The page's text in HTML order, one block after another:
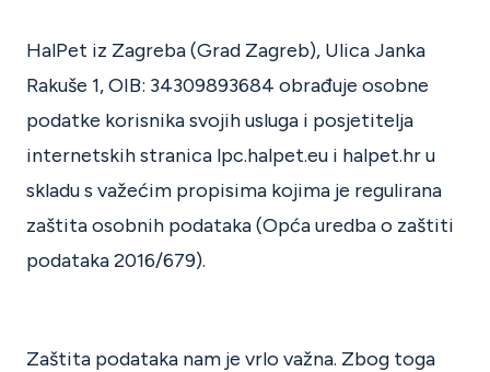
HalPet iz Zagreba (Grad Zagreb), Ulica Janka
Rakuše 1, OIB: 34309893684 obrađuje osobne
podatke korisnika svojih usluga i posjetitelja
internetskih stranica lpc.halpet.eu i halpet.hr u
skladu s važećim propisima kojima je regulirana
zaštita osobnih podataka (Opća uredba o zaštiti
podataka 2016/679).
Zaštita podataka nam je vrlo važna. Zbog toga